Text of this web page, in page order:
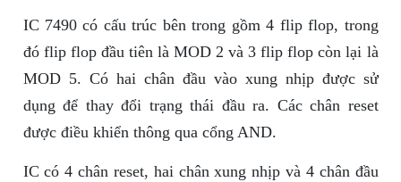
IC 7490 có cấu trúc bên trong gồm 4 flip flop, trong
đó flip flop đầu tiên là MOD 2 và 3 flip flop còn lại là
MOD 5. Có hai chân đầu vào xung nhịp được sử
dụng để thay đổi trạng thái đầu ra. Các chân reset
được điều khiển thông qua cổng AND.
IC có 4 chân reset, hai chân xung nhịp và 4 chân đầu